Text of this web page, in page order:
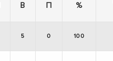
В П %
5 0 100